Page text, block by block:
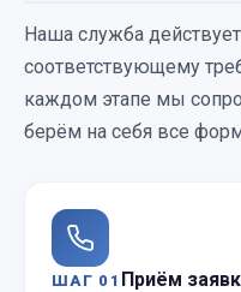
Наша служба
соответствующему
каждом этапе мы
берём на себя все
ШАГ 01 Приём